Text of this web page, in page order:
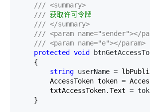
/// <summary>
/// 获取许可令牌
/// </summary>
/// <param name="sender"></
/// <param name="e"></param>
protected
void
    {
string userName =
        AccessToken token
=
        txtAccessToken.Text
=
    }